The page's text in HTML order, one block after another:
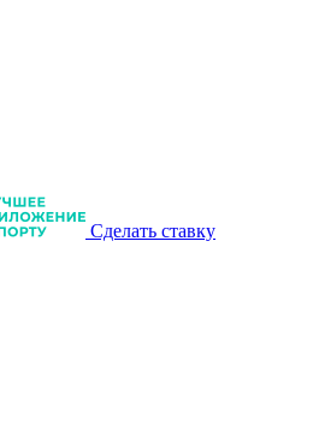
Сделать ставку